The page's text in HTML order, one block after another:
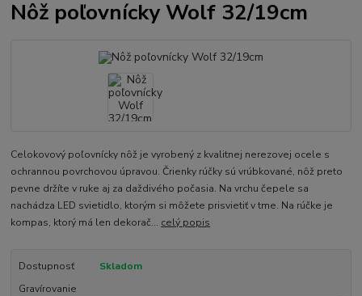
Nôž poľovnícky Wolf 32/19cm
Celokovový poľovnícky nôž je vyrobený z kvalitnej nerezovej ocele s
ochrannou povrchovou úpravou. Črienky rúčky sú vrúbkované, nôž preto
pevne držíte v ruke aj za daždivého počasia. Na vrchu čepele sa
nachádza LED svietidlo, ktorým si môžete prisvietiť v tme. Na rúčke je
kompas, ktorý má len dekorač... celý popis
Dostupnosť
Skladom
Gravírovanie